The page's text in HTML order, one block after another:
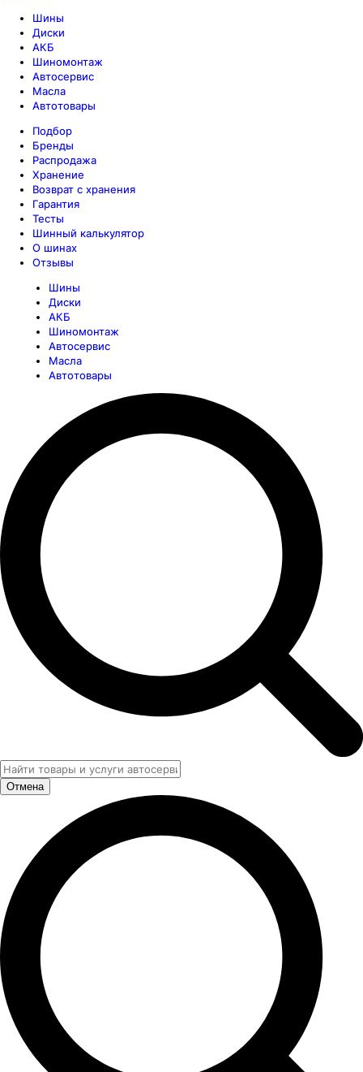
Шины
Диски
АКБ
Шиномонтаж
Автосервис
Масла
Автотовары
Подбор
Бренды
Распродажа
Хранение
Возврат с хранения
Гарантия
Тесты
Шинный калькулятор
О шинах
Отзывы
Шины
Диски
АКБ
Шиномонтаж
Автосервис
Масла
Автотовары
Отмена